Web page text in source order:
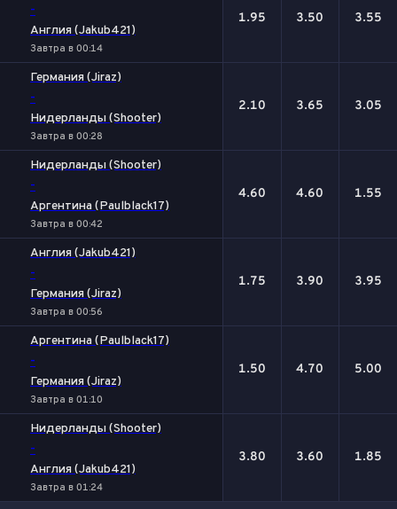
-
Англия (Jakub421)
Завтра в 00:14
1.95 3.50 3.55
Германия (Jiraz)
-
Нидерланды (Shooter)
Завтра в 00:28
2.10 3.65 3.05
Нидерланды (Shooter)
-
Аргентина (Paulblack17)
Завтра в 00:42
4.60 4.60 1.55
Англия (Jakub421)
-
Германия (Jiraz)
Завтра в 00:56
1.75 3.90 3.95
Аргентина (Paulblack17)
-
Германия (Jiraz)
Завтра в 01:10
1.50 4.70 5.00
Нидерланды (Shooter)
-
Англия (Jakub421)
Завтра в 01:24
3.80 3.60 1.85